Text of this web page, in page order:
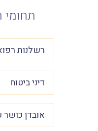
תחומי
רשלנות
דיני ביטוח
אובדן כושר